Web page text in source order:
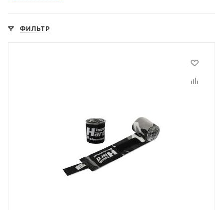
ФИЛЬТР